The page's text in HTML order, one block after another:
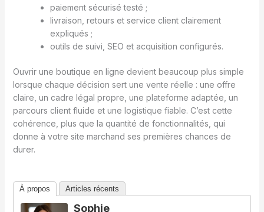
paiement sécurisé testé ;
livraison, retours et service client clairement
expliqués ;
outils de suivi, SEO et acquisition configurés.
Ouvrir une boutique en ligne devient beaucoup plus simple
lorsque chaque décision sert une vente réelle : une offre
claire, un cadre légal propre, une plateforme adaptée, un
parcours client fluide et une logistique fiable. C’est cette
cohérence, plus que la quantité de fonctionnalités, qui
donne à votre site marchand ses premières chances de
durer.
À propos Articles récents
Sophie